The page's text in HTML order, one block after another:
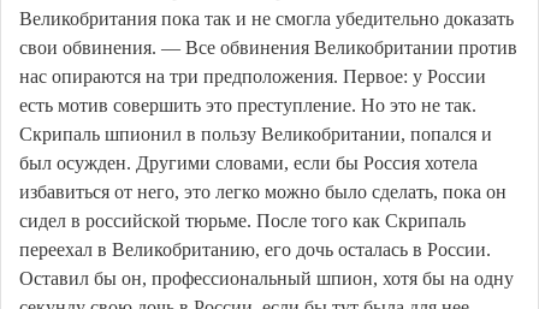
Великобритания пока так и не смогла убедительно доказать
свои обвинения. — Все обвинения Великобритании против
нас опираются на три предположения. Первое: у России
есть мотив совершить это преступление. Но это не так.
Скрипаль шпионил в пользу Великобритании, попался и
был осужден. Другими словами, если бы Россия хотела
избавиться от него, это легко можно было сделать, пока он
сидел в российской тюрьме. После того как Скрипаль
переехал в Великобританию, его дочь осталась в России.
Оставил бы он, профессиональный шпион, хотя бы на одну